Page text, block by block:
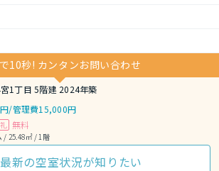
10秒! カンタンお問い合わせ
1丁目 5階建 2024年築
/管理費15,000円
礼 無料
/ 25.48㎡ / 1階
最新の空室状況が知りたい